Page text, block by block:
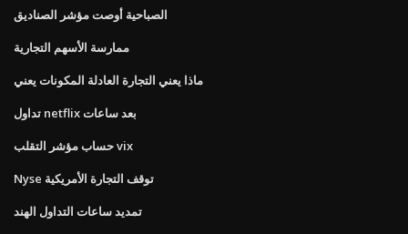
الصباحية أوصت مؤشر الصناديق
ممارسة الأسهم التجارية
ماذا يعني التجارة العادلة المكونات يعني
تداول netflix بعد ساعات
حساب مؤشر التقلب vix
Nyse توقف التجارة الأمريكية
تمديد ساعات التداول الهند